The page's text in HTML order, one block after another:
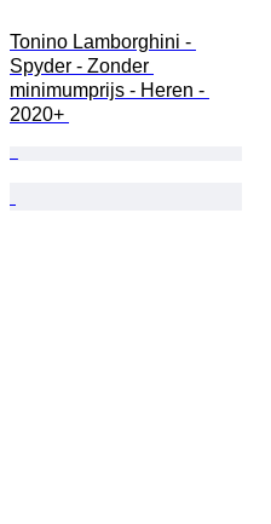
Tonino Lamborghini -
Spyder - Zonder
minimumprijs - Heren -
2020+